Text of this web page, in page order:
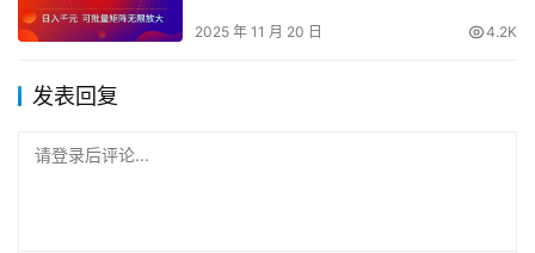
2025 年 11 月 20 日 4.2K
发表回复
请登录后评论...